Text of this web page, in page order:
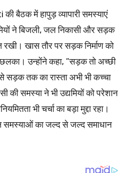
बैठक में हापुड़ व्यापारी समस्याएं
ने बिजली, जल निकासी और सड़क
रखी। खास तौर पर सड़क निर्माण को
छलका। उन्होंने कहा, “सड़क तो अच्छी
सड़क तक का रास्ता अभी भी कच्चा
समस्या ने भी उद्यमियों को परेशान
भी चर्चा का बड़ा मुद्दा रहा।
समस्याओं का जल्द से जल्द समाधान